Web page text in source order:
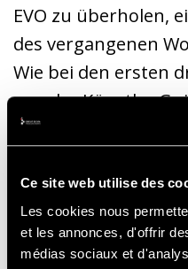
Ce site web utilise des
Les cookies nous
et les annonces, d'offrir
médias sociaux et
EVO zu überholen,
des vergangenen
Wie bei den ersten
uns der Künstler
ins Geschehen, vor
der glanzvollsten
Das größte GT-